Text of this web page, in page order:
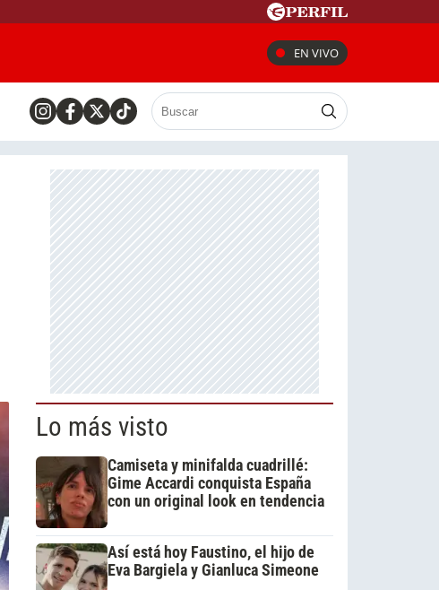
EN VIVO
Lo más visto
Camiseta y minifalda cuadrillé:
Gime Accardi conquista España
con un original look en tendencia
Así está hoy Faustino, el hijo de
Eva Bargiela y Gianluca Simeone